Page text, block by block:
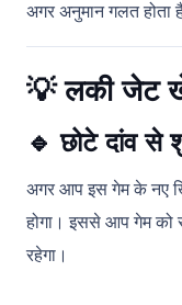
अगर अनुमान गलत होता
💡लकी जेट
🔹छोटे दांव
अगर आप इस गेम के नए
होगा। इससे आप गेम
रहेगा।